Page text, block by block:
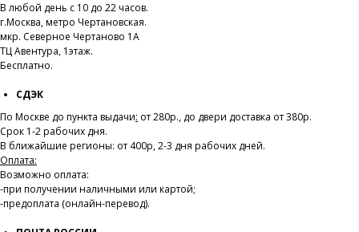
В любой день с 10 до 22 часов.
г.Москва, метро Чертановская.
мкр. Северное Чертаново 1А
ТЦ Авентура, 1этаж.
Бесплатно.
СДЭК
По Москве до пункта выдачи: от 280р., до двери доставка от 380р.
Срок 1-2 рабочих дня.
В ближайшие регионы: от 400р, 2-3 дня рабочих дней.
Оплата:
Возможно оплата:
-при получении наличными или картой;
-предоплата (онлайн-перевод).